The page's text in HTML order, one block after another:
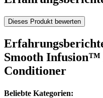
Dieses Produkt bewerten
Smooth
Conditioner
Beliebte Kategorien: